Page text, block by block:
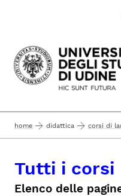
Passa al
home didattica corsi di
Tutti i corsi
Elenco delle